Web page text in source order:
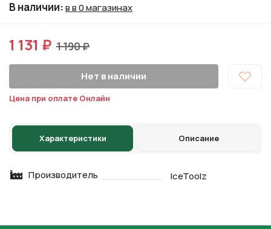
В наличии:в в 0 магазинах
1 131 ₽ 1 190 ₽
Нет в наличии
Цена при оплате Онлайн
Характеристики Описание
Производитель IceToolz